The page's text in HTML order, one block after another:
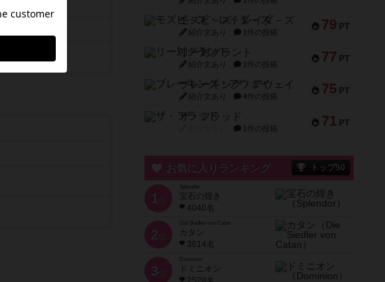
Ekakiuta）
79 PT
モズビ－ズ・レイダ－ズ
紹介文あり 1件の投稿
77 PT
リー対グラント
紹介文あり 1件の投稿
75 PT
ブレーキング・アウェイ
紹介文あり 4件の投稿
71 PT
ザ・フラッド
1件の投稿
お気に入りランキング トップ50
1 位
宝石の煌き
4040名
2 位
Die Siedler von Catan
カタン
3614名
3 位
ドミニオン